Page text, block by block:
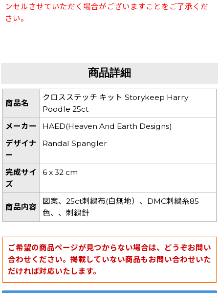
ンセルさせていただく場合がございますことをご了承くだ
さい。
商品詳細
商品名
クロスステッチ キット Storykeep Harry
Poodle 25ct
メーカー
HAED(Heaven And Earth Designs)
デザイナ
ー
Randal Spangler
完成サイ
ズ
6 x 32 cm
商品内容
図案、25ct刺繍布(白無地）、DMC刺繍糸85
色、、刺繍針
ご希望の商品ページが見つからない場合は、どうぞお問い
合わせください。掲載していない商品もお問い合わせいた
だければ対応いたします。